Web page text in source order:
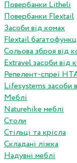
Повербанки Litheli
Повербанки Flextail
Засоби від комах
Flextail
Сольова зброя від
Extravel засоби від
Репелент-спреї
Lifesystems засоби
Меблі
Naturehike меблі
Столи
Стільці та крісла
Складані ліжка
Надувні меблі